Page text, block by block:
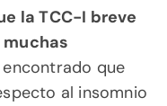
la TCC-I breve
que
al insomnio